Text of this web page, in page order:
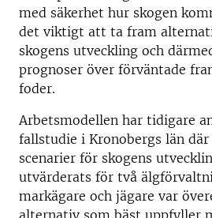
med säkerhet hur skogen
det viktigt att ta fram
skogens utveckling och
prognoser över förväntade
foder.
Arbetsmodellen har tidigare
fallstudie i Kronobergs län
scenarier för skogens
utvärderats för två
markägare och jägare var
alternativ som bäst uppfyller